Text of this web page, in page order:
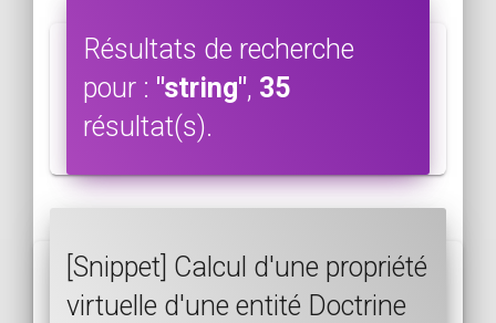
Résultats de recherche
pour : "string", 35
résultat(s).
[Snippet] Calcul d'une propriété
virtuelle d'une entité Doctrine